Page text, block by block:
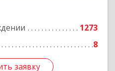
1273
8
заявку
заявку